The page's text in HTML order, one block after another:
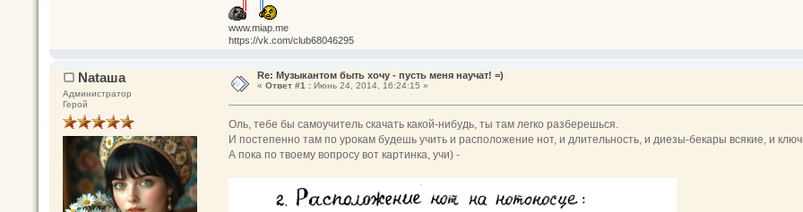
www.miap.me
https://vk.com/club68046295
Nataшa
Администратор
Герой
Re: Музыкантом быть хочу - пусть меня научат! =)
« Ответ #1 :Июнь 24, 2014, 16:24:15 »
Оль, тебе бы самоучитель скачать какой-нибудь, ты там легко разберешься.
И постепенно там по урокам будешь учить и расположение нот, и длительность, и диезы-бекары всякие, и
А пока по твоему вопросу вот картинка, учи) -